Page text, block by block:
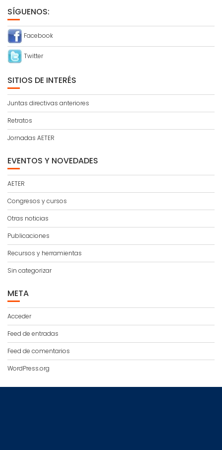
SÍGUENOS:
Facebook
Twitter
SITIOS DE INTERÉS
Juntas directivas anteriores
Retratos
Jornadas AETER
EVENTOS Y NOVEDADES
AETER
Congresos y cursos
Otras noticias
Publicaciones
Recursos y herramientas
Sin categorizar
META
Acceder
Feed de entradas
Feed de comentarios
WordPress.org